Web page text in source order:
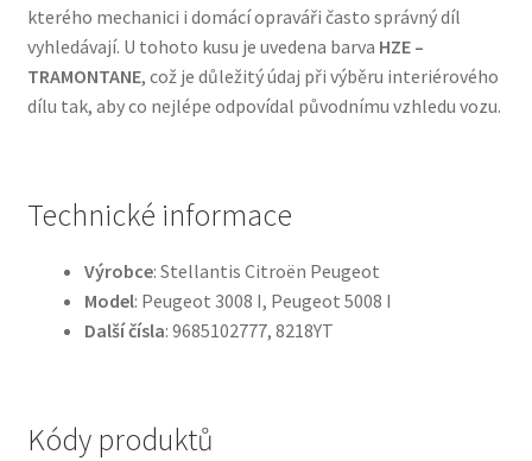
kterého mechanici i domácí opraváři často správný díl
vyhledávají. U tohoto kusu je uvedena barva HZE –
TRAMONTANE, což je důležitý údaj při výběru interiérového
dílu tak, aby co nejlépe odpovídal původnímu vzhledu vozu.
Technické informace
Výrobce: Stellantis Citroën Peugeot
Model: Peugeot 3008 I, Peugeot 5008 I
Další čísla: 9685102777, 8218YT
Kódy produktů